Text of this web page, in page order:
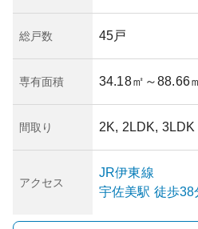
総戸数 45戸
専有面積 34.18㎡ ～88.66
間取り 2K, 2LDK, 3LDK
アクセス
JR伊東線
宇佐美駅 徒歩38